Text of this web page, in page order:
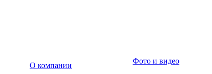
О компании
Фото и видео